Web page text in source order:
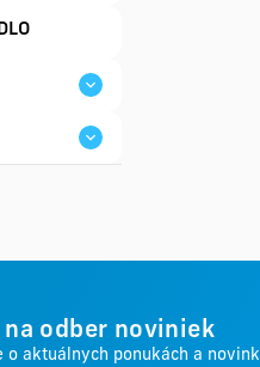
odber noviniek
o aktuálnych ponukách a